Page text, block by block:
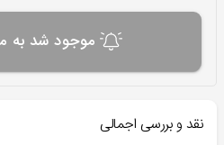
موجود شد به
نقد و بررسی اجمالی